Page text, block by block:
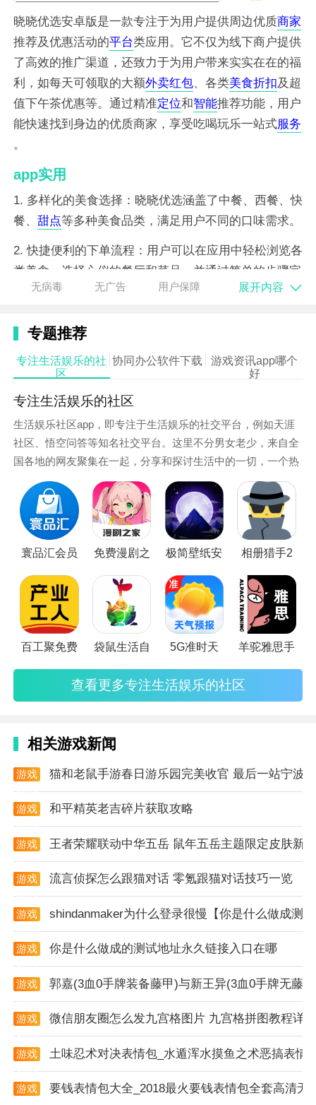
晓晓优选安卓版是一款专注于为用户提供周边优质商家
推荐及优惠活动的平台类应用。它不仅为线下商户提供
了高效的推广渠道，还致力于为用户带来实实在在的福
利，如每天可领取的大额外卖红包、各类美食折扣及超
值下午茶优惠等。通过精准定位和智能推荐功能，用户
能快速找到身边的优质商家，享受吃喝玩乐一站式服务
。
app实用
1. 多样化的美食选择：晓晓优选涵盖了中餐、西餐、快
餐、 甜点等多种美食品类，满足用户不同的口味需求。
2. 快捷便利的下单流程：用户可以在应用中轻松浏览各
类美食，选择心仪的餐厅和菜品，并通过简单的步骤完
成订单，享受快速便捷的外卖服务。
好，晓晓优选提供个性化的商家和美食推荐，帮助用户
更快找到感兴趣的内容。
app说明
1. 界面简洁直观：应用主界面采用分类清晰的设计风
格，用户可以轻松上手，快速找到所需功能。
2. 实时更新信息：所有商家的优惠活动都会及时同步到
平台，确保用户获取最新资讯。
3. 安全可靠的支付与配送：支持多种支付方式，并与多
家知名餐饮配送服务合作，确保用户的外卖能够安全可
靠地送达。
软件亮点
1. 外卖红包天天领：用户每天都能在晓晓优选中领取大
额外卖红包，直接用于主流外卖平台消费，省钱又方
便。
2. 周边好店一键找：基于地理位置，晓晓优选能够智能
无病毒 无广告 用户保障 展开内容
专题推荐
专注生活娱乐的社
区
协同办公软件下载
游戏资讯app哪个
好
专注生活娱乐的社区
生活娱乐社区app，即专注于生活娱乐的社交平台，例如天涯
社区、悟空问答等知名社交平台。这里不分男女老少，来自全
国各地的网友聚集在一起，分享和探讨生活中的一切，一个热
门的话题就可以吸引众多的网友，你可以抒发自己的看法，更
能够聆听别人的见解。在这样的生活娱乐社区，你不仅可以随
时随地与他人交流见解，还可以结交天南地北的有识之士，更
能从中增长见识。生活娱乐社区app有哪些？生活娱乐社区app
哪个火？小编精
寰品汇会员 免费漫剧之 极简壁纸安 相册猎手2
百工聚免费 袋鼠生活自 5G准时天 羊驼雅思手
查看更多专注生活娱乐的社区
相关游戏新闻
游戏
猫和老鼠手游春日游乐园完美收官 最后一站宁波
游戏
和平精英老吉碎片获取攻略
游戏
王者荣耀联动中华五岳 鼠年五岳主题限定皮肤新
游戏
流言侦探怎么跟猫对话 零氪跟猫对话技巧一览
游戏
shindanmaker为什么登录很慢【你是什么做成测
游戏
你是什么做成的测试地址永久链接入口在哪
游戏
郭嘉(3血0手牌装备藤甲)与新王异(3血0手牌无藤
游戏
微信朋友圈怎么发九宫格图片 九宫格拼图教程详解
游戏
土味忍术对决表情包_水遁浑水摸鱼之术恶搞表情
游戏
要钱表情包大全_2018最火要钱表情包全套高清无